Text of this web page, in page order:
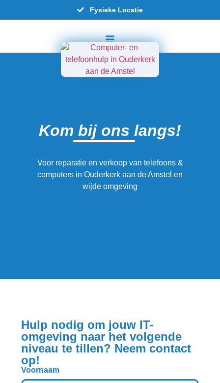
Fysieke Locatie
Reparatie
Kom bij ons langs!
Voor reparatie en verkoop van telefoons &
computers in Ouderkerk aan de Amstel en
wijde omgeving
Hulp nodig om jouw IT-
omgeving naar het volgende
niveau te tillen? Neem contact
op!
Voornaam